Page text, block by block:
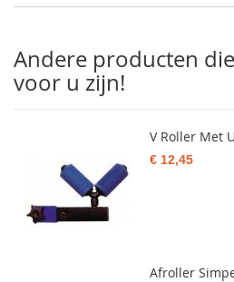
Andere producten
voor u zijn!
V Roller Met
€ 12,45
Afroller